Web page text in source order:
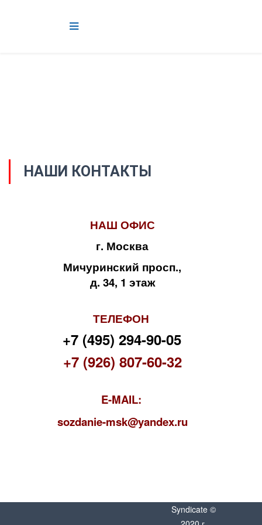
НАШИ КОНТАКТЫ
НАШ ОФИС
г. Москва
Мичуринский просп.,
д. 34, 1 этаж
ТЕЛЕФОН
+7 (495) 294-90-05
+7 (926) 807-60-32
E-MAIL:
sozdanie-msk@yandex.ru
Syndicate ©